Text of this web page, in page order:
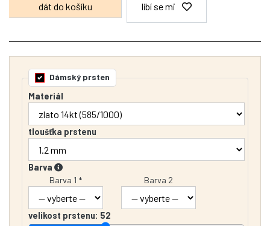
líbí se mi
Dámský prsten
Materiál
tloušťka prstenu
Barva
Barva 1 *
Barva 2
velikost prstenu: 52